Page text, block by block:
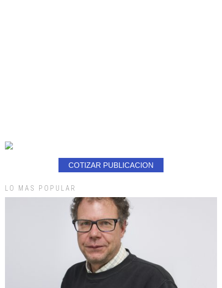
COTIZAR PUBLICACION
LO MAS POPULAR